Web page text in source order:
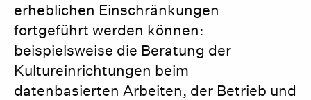
erheblichen Einschränkungen
fortgeführt werden können:
beispielsweise die Beratung der
Kultureinrichtungen beim
datenbasierten Arbeiten, der Betrieb und